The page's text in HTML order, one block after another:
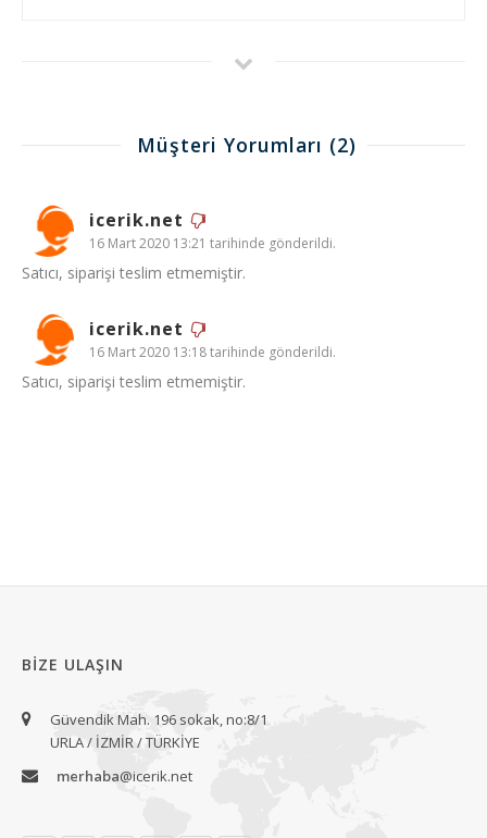
Müşteri Yorumları (2)
icerik.net
16 Mart 2020 13:21 tarihinde gönderildi.
Satıcı, siparişi teslim etmemiştir.
icerik.net
16 Mart 2020 13:18 tarihinde gönderildi.
Satıcı, siparişi teslim etmemiştir.
BIZE ULAŞIN
Güvendik Mah. 196 sokak, no:8/1
URLA / İZMİR / TÜRKİYE
merhaba@icerik.net